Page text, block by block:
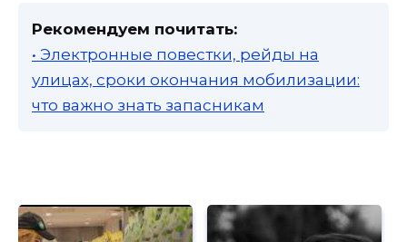
Рекомендуем почитать:
• Электронные повестки, рейды на
улицах, сроки окончания мобилизации:
что важно знать запасникам